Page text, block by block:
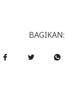
BAGIKAN: